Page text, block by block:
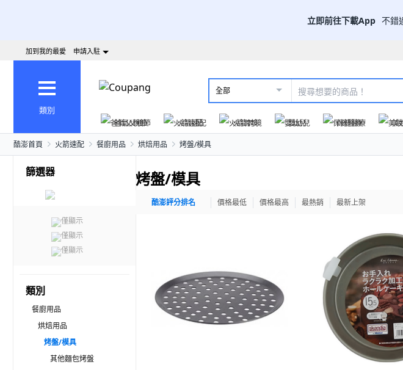
立即前往下載App 不錯
加到我的最愛 申請入駐
類別
全部
爸氣父親節
火箭速配 火箭跨境 嬰幼兒 保健醫療 美
酷澎首頁 火箭速配 餐廚用品 烘焙用品 烤盤/模具
篩選器
僅顯示
僅顯示
僅顯示
類別
餐廚用品
烘焙用品
烤盤/模具
其他麵包烤盤
烤盤/模具
酷澎評分排名 價格最低 價格最高 最熱銷 最新上架